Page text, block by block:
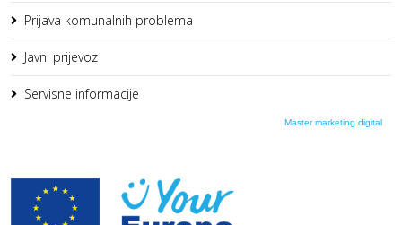
Prijava komunalnih problema
Javni prijevoz
Servisne informacije
Master marketing digital